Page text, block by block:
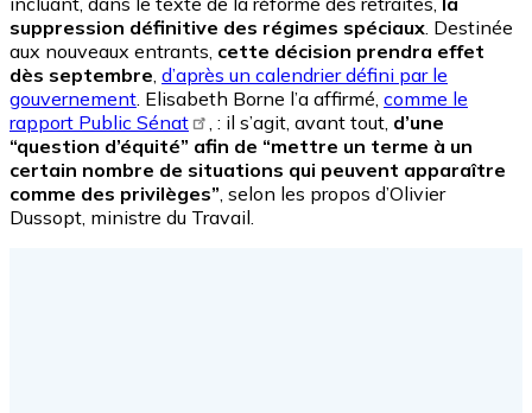
suppression définitive des régimes spéciaux . Destinée
aux nouveaux entrants, cette décision prendra effet
dès septembre d’après un calendrier défini par le
gouvernement . Elisabeth Borne l’a affirmé, comme le
rapport Public Sénat
, : il s’agit, avant tout, d’une
“question d’équité” afin de “mettre un terme à un
certain nombre de situations qui peuvent apparaître
comme des privilèges” , selon les propos d’Olivier
Dussopt, ministre du Travail.